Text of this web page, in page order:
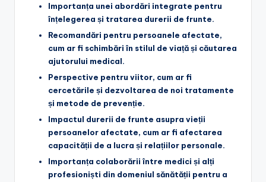
Importanța unei abordări integrate pentru
înțelegerea și tratarea durerii de frunte.
Recomandări pentru persoanele afectate,
cum ar fi schimbări în stilul de viață și căutarea
ajutorului medical.
Perspective pentru viitor, cum ar fi
cercetările și dezvoltarea de noi tratamente
și metode de prevenție.
Impactul durerii de frunte asupra vieții
persoanelor afectate, cum ar fi afectarea
capacității de a lucra și relațiilor personale.
Importanța colaborării între medici și alți
profesioniști din domeniul sănătății pentru a